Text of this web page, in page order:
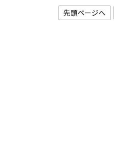
先頭ページへ